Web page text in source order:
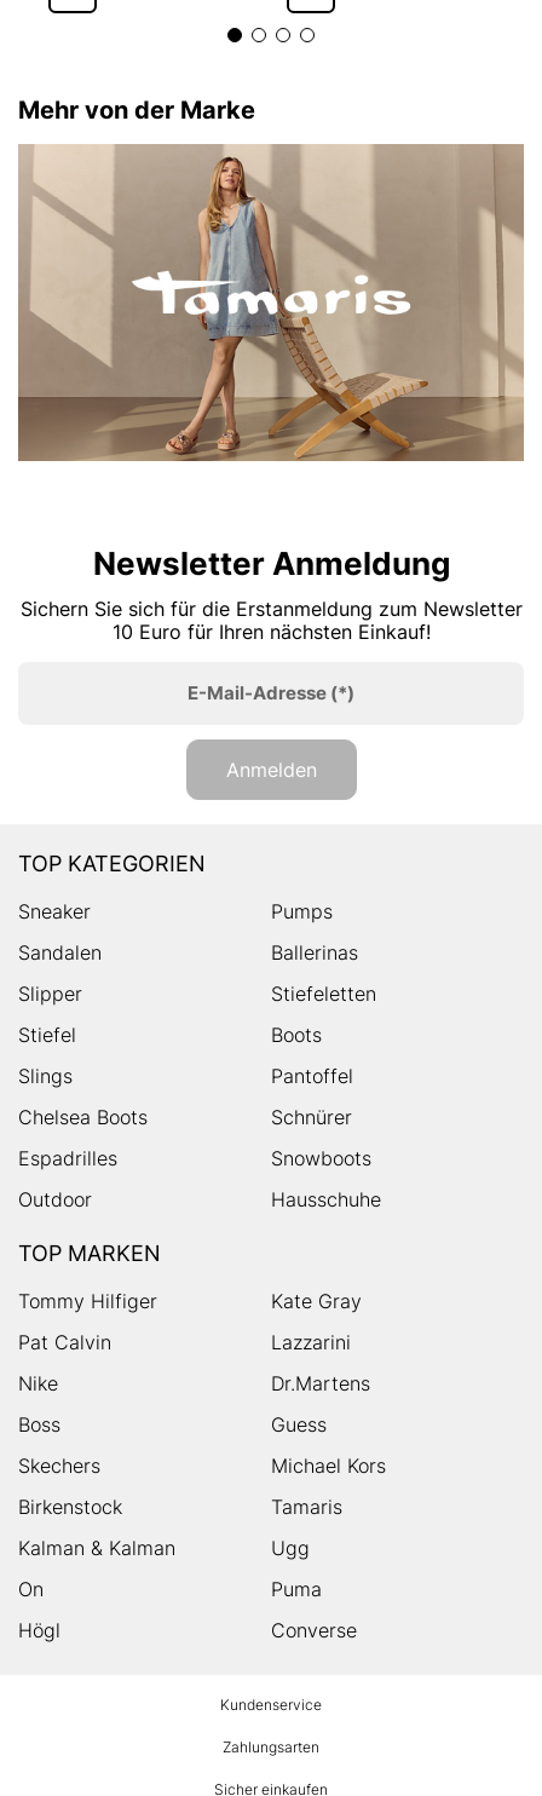
Mehr von der Marke
Newsletter Anmeldung
Sichern Sie sich für die Erstanmeldung zum Newsletter
10 Euro für Ihren nächsten Einkauf!
E-Mail-Adresse (*)
Anmelden
TOP KATEGORIEN
Sneaker
Pumps
Sandalen
Ballerinas
Slipper
Stiefeletten
Stiefel
Boots
Slings
Pantoffel
Chelsea Boots
Schnürer
Espadrilles
Snowboots
Outdoor
Hausschuhe
TOP MARKEN
Tommy Hilfiger
Kate Gray
Pat Calvin
Lazzarini
Nike
Dr.Martens
Boss
Guess
Skechers
Michael Kors
Birkenstock
Tamaris
Kalman & Kalman
Ugg
On
Puma
Högl
Converse
Kundenservice
Zahlungsarten
Sicher einkaufen